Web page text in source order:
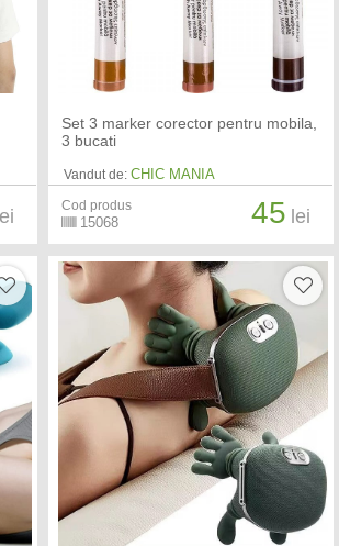
lei
Set 3 marker corector pentru mobila,
3 bucati
Vandut de: CHIC MANIA
Cod produs
15068 45 lei